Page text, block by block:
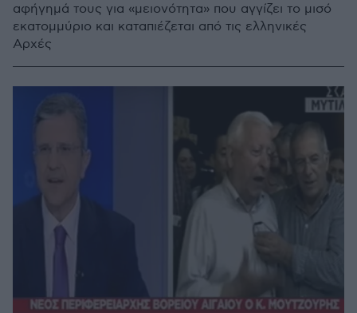
αφήγημά τους για «μειονότητα» που αγγίζει το μισό
εκατομμύριο και καταπιέζεται από τις ελληνικές
Αρχές